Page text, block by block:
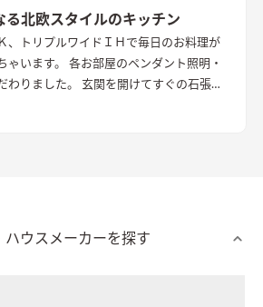
る北欧スタイルのキッチン
、トリプルワイドＩＨで毎日のお料理が
ゃいます。 各お部屋のペンダント照明・
わりました。 玄関を開けてすぐの石張り
ハウスメーカーを探す